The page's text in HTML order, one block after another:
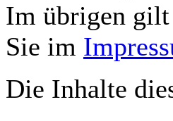
Im übrigen gilt
Sie im
Die Inhalte